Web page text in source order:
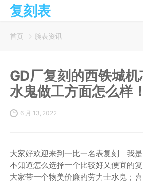
复刻表
首页 腕表资讯
GD厂复刻的西铁城
水鬼做工方面怎么样！
6 月 13, 2022
大家好欢迎来到一比一名表复刻，我
不知道怎么选择一个比较好又便宜的
大家带一个物美价廉的劳力士水鬼；